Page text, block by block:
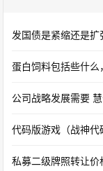
发国债是紧缩还是扩
蛋白饲料包括些什
公司战略发展需要
代码版游戏（战神代
私募二级牌照转让价